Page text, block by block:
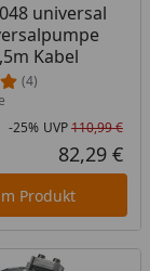
universal
Kabel
(4)
-25% UVP110,99 €
82,29 €
Produkt